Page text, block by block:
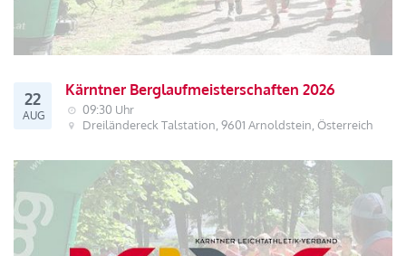
22
AUG
Kärntner Berglaufmeisterschaften 2026
09:30 Uhr
Dreiländereck Talstation, 9601 Arnoldstein, Österreich